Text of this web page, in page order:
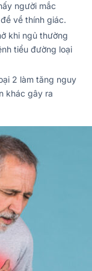
người mắc
về thính giác.
khi ngủ thường
tiểu đường loại
2 làm tăng nguy
khác gây ra